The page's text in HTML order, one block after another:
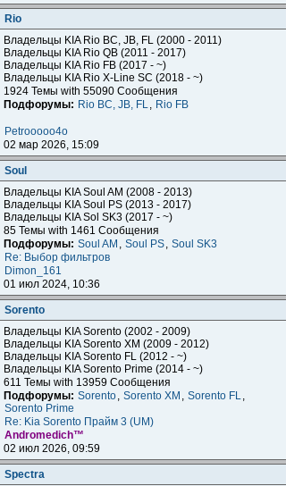
Rio
Владельцы KIA Rio BC, JB, FL (2000 - 2011)
Владельцы KIA Rio QB (2011 - 2017)
Владельцы KIA Rio FB (2017 - ~)
Владельцы KIA Rio X-Line SC (2018 - ~)
1924 Темы with 55090 Сообщения
Подфорумы: Rio BC, JB, FL, Rio FB
Petrooooo4o
02 мар 2026, 15:09
Soul
Владельцы KIA Soul AM (2008 - 2013)
Владельцы KIA Soul PS (2013 - 2017)
Владельцы KIA Sol SK3 (2017 - ~)
85 Темы with 1461 Сообщения
Подфорумы: Soul AM , Soul PS, Soul SK3
Re: Выбор фильтров
Dimon_161
01 июл 2024, 10:36
Sorento
Владельцы KIA Sorento (2002 - 2009)
Владельцы KIA Sorento XM (2009 - 2012)
Владельцы KIA Sorento FL (2012 - ~)
Владельцы KIA Sorento Prime (2014 - ~)
611 Темы with 13959 Сообщения
Подфорумы: Sorento, Sorento XM , Sorento FL,
Sorento Prime
Re: Kia Sorento Прайм 3 (UM)
Andromedich™
02 июл 2026, 09:59
Spectra